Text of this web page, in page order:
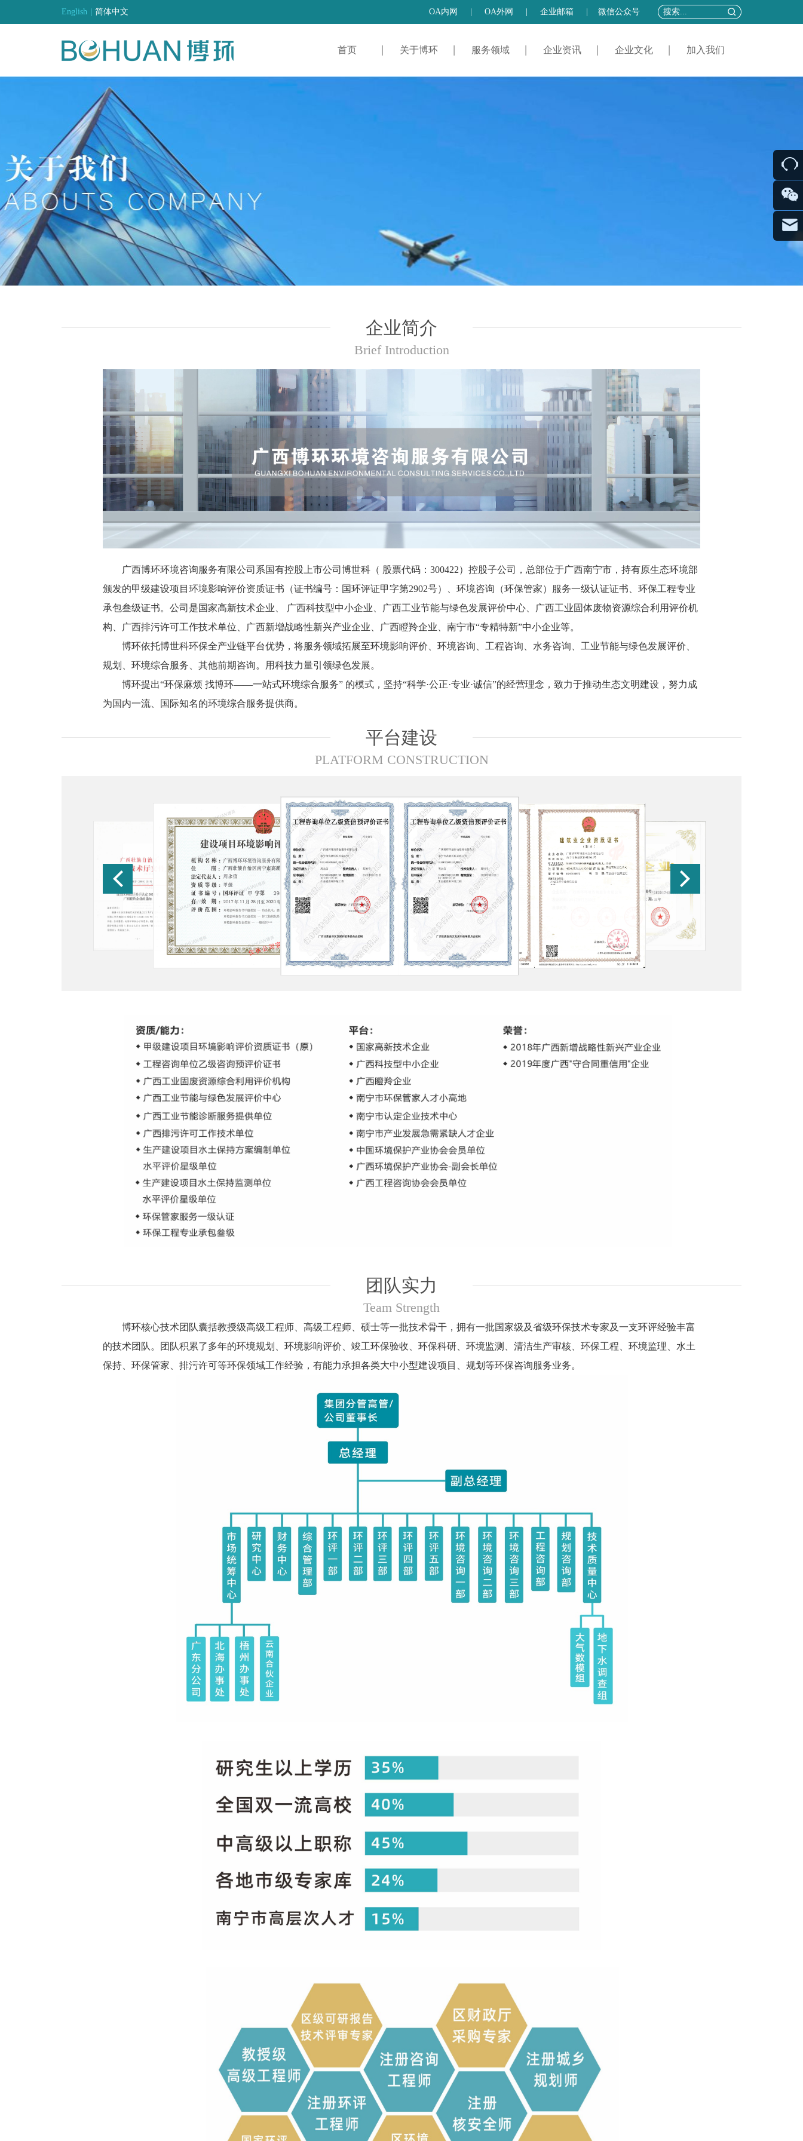
English 简体中文 微信公众号
OA内网 OA外网 企业邮箱
首页 关于博环 服务领域 企业资讯 企业文化 加入我们
企业简介
Brief Introduction
广西博环环境咨询服务有限公司系国有控股上市公司博世科（ 股票代码：300422）控股子公司，总部位于广西南宁市，持有原生态环境部
颁发的甲级建设项目环境影响评价资质证书（证书编号：国环评证甲字第2902号）、 环境咨询（环保管家）服务一级认证证书、环保工程专业
承包叁级证书。 公司是国家高新技术企业、 广西科技型中小企业、广西工业节能与绿色发展评价中心、广西工业固体废物资源综合利用评价机
构、广西排污许可工作技术单位、广西新增战略性新兴产业企业、广西瞪羚企业、南宁市“专精特新”中小企业等。
博环依托博世科环保全产业链平台优势，将服务领域拓展至环境影响评价、环境咨询、工程咨询、水务咨询、工业节能与绿色发展评价、
规划、环境综合服务、其他前期咨询。用科技力量引领绿色发展。
博环提出“环保麻烦 找博环——一站式环境综合服务” 的模式，坚持“科学·公正·专业·诚信”的经营理念，致力于推动生态文明建设，努力成
为国内一流、国际知名的环境综合服务提供商。
平台建设
PLATFORM CONSTRUCTION
团队实力
Team Strength
博环核心技术团队囊括教授级高级工程师、高级工程师、硕士等一批技术骨干，拥有一批国家级及省级环保技术专家及一支环评经验丰富
的技术团队。团队积累了多年的环境规划、环境影响评价、竣工环保验收、环保科研、环境监测、清洁生产审核、环保工程、环境监理、水土
保持、环保管家、排污许可等环保领域工作经验，有能力承担各类大中小型建设项目、规划等环保咨询服务业务。